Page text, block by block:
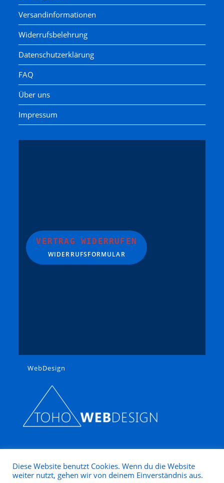
Versandinformationen
Widerrufsbelehrung
Datenschutzerklärung
FAQ
Über uns
Impressum
VERTRAG WIDERRUFEN
WIDERRUFSFORMULAR
WebDesign
Diese Website benutzt Cookies. Wenn du die Website
weiter nutzt, gehen wir von deinem Einverständnis aus.